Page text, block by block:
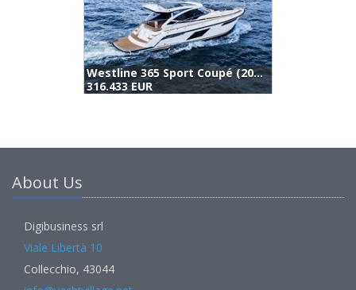
Westline 365 Sport Coupé (2023)
Yuka Shark (2023)
321.300 EUR
About Us
Digibusiness srl
Viale Libertà 10
Collecchio, 43044